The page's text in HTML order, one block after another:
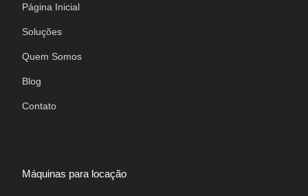
Página Inicial
Soluções
Quem Somos
Blog
Contato
Máquinas para locação